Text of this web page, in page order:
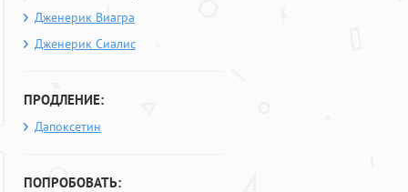
Дженерик Виагра
Дженерик Сиалис
ПРОДЛЕНИЕ:
Дапоксетин
ПОПРОБОВАТЬ: